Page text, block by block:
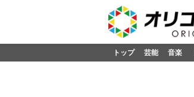
トップ 芸能 音楽